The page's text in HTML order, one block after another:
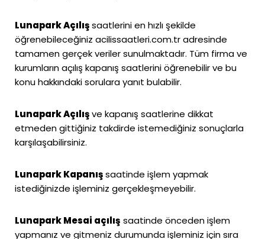
Lunapark Açılışsaatlerini en hızlı şekilde
öğrenebileceğiniz acilissaatleri.com.tradresinde
tamamen gerçek veriler sunulmaktadır. Tüm firma ve
kurumların açılış kapanış saatlerini öğrenebilir ve bu
konu hakkındaki sorulara yanıt bulabilir.
Lunapark Açılışve kapanış saatlerine dikkat
etmeden gittiğiniz takdirde istemediğiniz sonuçlarla
karşılaşabilirsiniz.
Lunapark Kapanışsaatinde işlem yapmak
istediğinizde işleminiz gerçekleşmeyebilir.
Lunapark Mesai açılış saatinde önceden işlem
yapmanız ve gitmeniz durumunda işleminiz için sıra